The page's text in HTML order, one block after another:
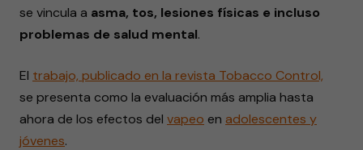
se vincula a asma, tos, lesiones físicas e incluso
problemas de salud mental.
El trabajo, publicado en la revista Tobacco Control,
se presenta como la evaluación más amplia hasta
ahora de los efectos del vapeo en adolescentes y
jóvenes.